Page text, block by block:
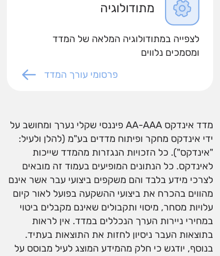
מתודולוגיה
לצפייה במתודולוגיה המלאה של המדד
ומסמכים נלווים
פרסומי עורך המדד
מדד אינדקס AA-AAA פיננסי שקלי נערך ומחושב על
ידי אינדקס מחקר ופיתוח מדדים בע"מ (להלן ולעיל:
"אינדקס"). כל הזכויות הנגזרות מהמדד שייכות
לאינדקס. כל הנתונים המופיעים בעמוד זה מובאים
לצרכי מידע בלבד והם משקפים ביצועי עבר אשר אינם
מהווים בהכרח את ביצועי ההשקעה בפועל לאור קיום
עלויות מסחר, מיסוי ותקבולים שאינם מקבלים ביטוי
במחירי ניירות הערך הנכללים במדד. אין לראות
בתוצאות העבר ניסיון לחזות את התוצאות בעתיד.
בנוסף, יודגש כי חלק מהמידע המוצג לעיל מבוסס על